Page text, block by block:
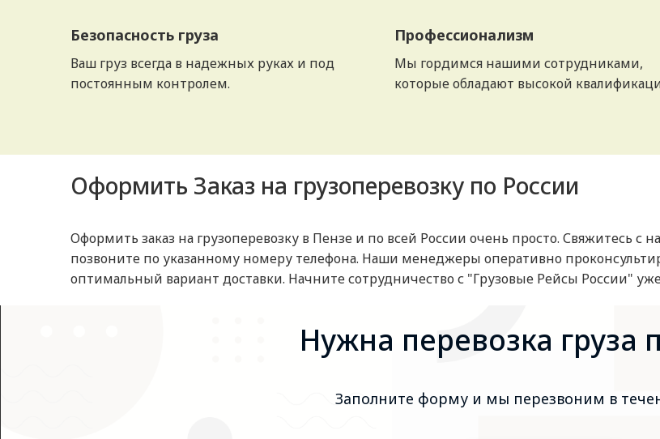
Безопасность груза
Ваш груз всегда в надежных руках и под
постоянным контролем.
Профессионализм
Мы гордимся нашими сотрудниками,
которые обладают высокой
Оформить Заказ на грузоперевозку по России
Оформить заказ на грузоперевозку в Пензе и по всей России очень просто. Свяжитесь с
позвоните по указанному номеру телефона. Наши менеджеры оперативно
оптимальный вариант доставки. Начните сотрудничество с "Грузовые Рейсы России"
Нужна перевозка груза
Заполните форму и мы перезвоним в